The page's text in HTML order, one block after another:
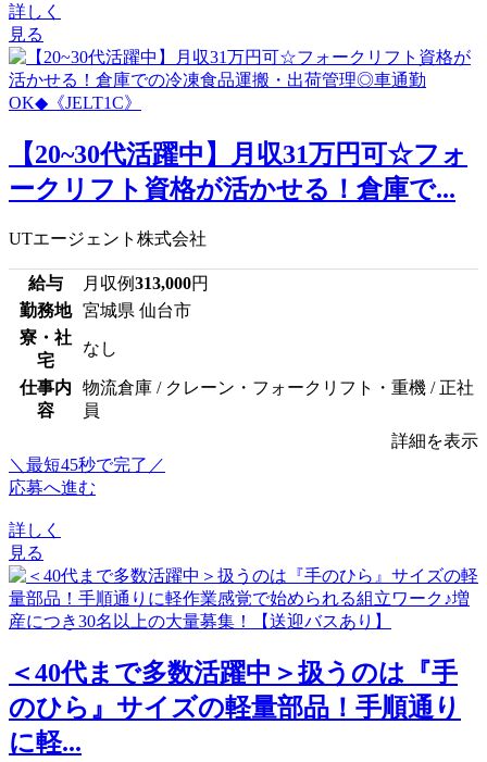
詳しく
見る
【20~30代活躍中】月収31万円可☆フォ
ークリフト資格が活かせる！倉庫で...
UTエージェント株式会社
給与 月収例313,000円
勤務地
宮城県 仙台市
寮・社
宅
なし
仕事内
容
物流倉庫 / クレーン・フォークリフト・重機 / 正社
員
詳細を表示
＼最短45秒で完了／
応募へ進む
詳しく
見る
＜40代まで多数活躍中＞扱うのは『手
のひら』サイズの軽量部品！手順通り
に軽...